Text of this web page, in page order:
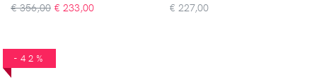
€ 356,00 € 233,00 € 227,00
-42%